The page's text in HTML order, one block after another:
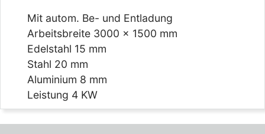
Mit autom. Be- und Entladung
Arbeitsbreite 3000 x 1500 mm
Edelstahl 15 mm
Stahl 20 mm
Aluminium 8 mm
Leistung 4 KW